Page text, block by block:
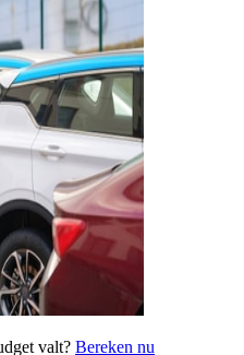
valt? Bereken nu